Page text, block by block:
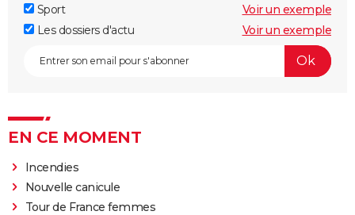
Sport
Voir un exemple
Les dossiers d'actu
Voir un exemple
EN CE MOMENT
Incendies
Nouvelle canicule
Tour de France femmes